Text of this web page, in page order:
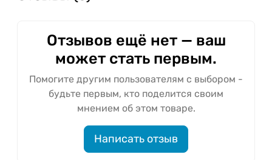
Отзывов ещё нет — ваш
может стать первым.
Помогите другим пользователям с выбором -
будьте первым, кто поделится своим
мнением об этом товаре.
Написать отзыв